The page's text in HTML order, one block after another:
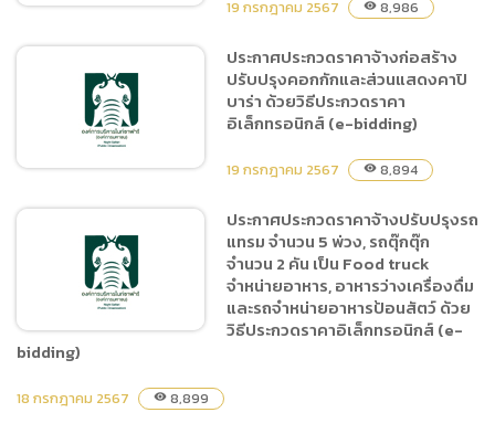
bidding)
ประกาศประกวดราคาซื้อสัตว์
ในโครงการจัดหาสัตว์เพิ่มเติม
จำนวน 3 ชนิด 9 ตัว ด้วยวิธี
ประกวดราคาอิล็กทรอนิกส์
19 กรกฎาคม 2567 visibility 8,986
ประกาศประกวดราคาจ้าง
ก่อสร้างปรับปรุงคอกกักและ
ส่วนแสดงคาปิบาร่า ด้วยวิธี
ประกวดราคาอิเล็กทรอนิกส์
(e-bidding)
ประกาศประกวดราคาจ้างก่อสร้าง
ปรับปรุงคอกกักและส่วนแสดงคาปิ
บาร่า ด้วยวิธีประกวดราคา
อิเล็กทรอนิกส์ (e-bidding)
19 กรกฎาคม 2567 visibility 8,894
ประกาศประกวดราคาจ้างปรับ
ประกาศประกวดราคาจ้างปรับปรุงรถ
แทรม จำนวน 5 พ่วง, รถตุ๊กตุ๊ก
จำนวน 2 คัน เป็น Food truck
จำหน่ายอาหาร, อาหารว่างเครื่องดื่ม
และรถจำหน่ายอาหารป้อนสัตว์ ด้วย
วิธีประกวดราคาอิเล็กทรอนิกส์ (e-
bidding)
18 กรกฎาคม 2567 visibility 8,899